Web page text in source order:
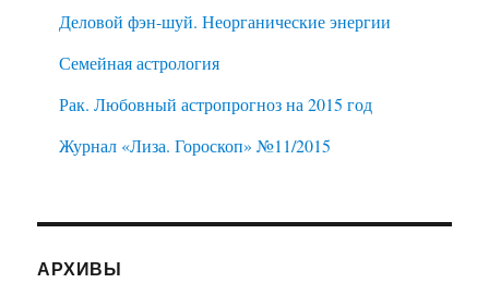
Деловой фэн-шуй. Неорганические энергии
Семейная астрология
Рак. Любовный астропрогноз на 2015 год
Журнал «Лиза. Гороскоп» №11/2015
АРХИВЫ